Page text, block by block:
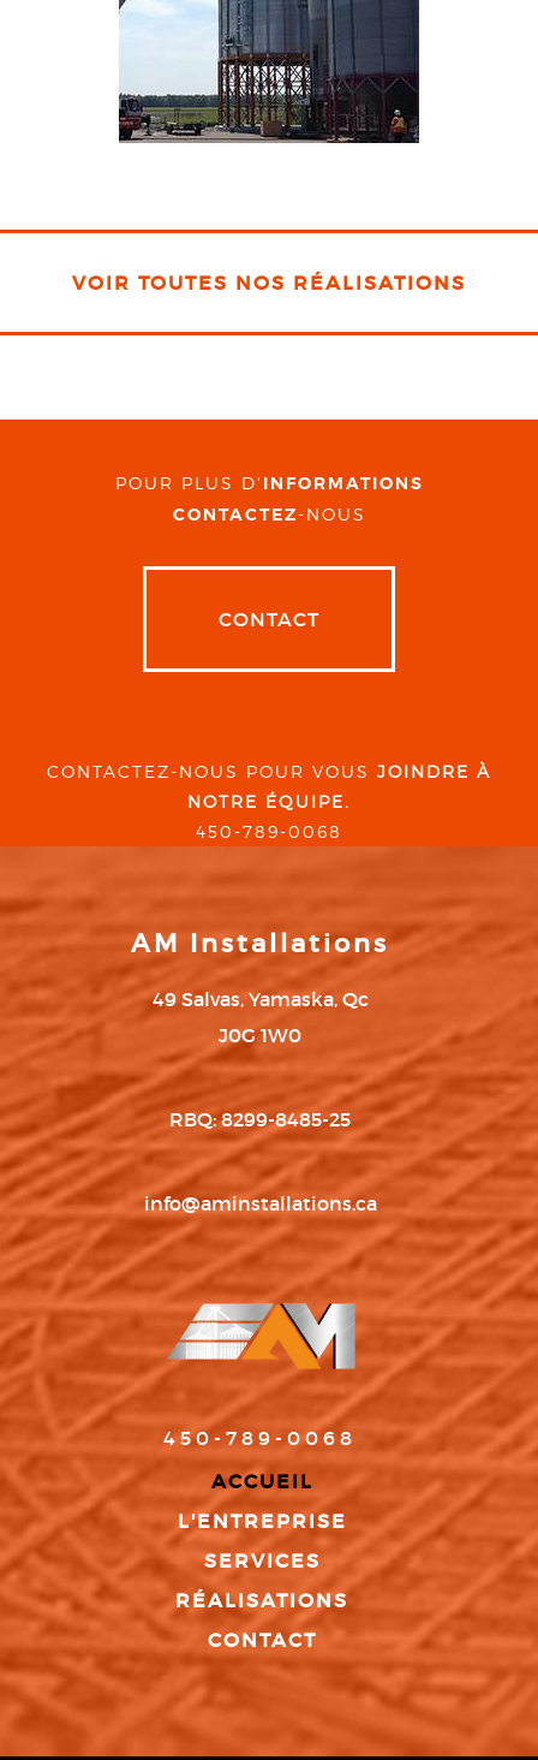
VOIR TOUTES NOS RÉALISATIONS
POUR PLUS D' INFORMATIONS
CONTACTEZ-NOUS
CONTACT
CONTACTEZ-NOUS POUR VOUS JOINDRE À
NOTRE ÉQUIPE.
450-789-0068
AM Installations
49 Salvas, Yamaska, Qc
J0G 1W0
RBQ: 8299-8485-25
info@aminstallations.ca
450-789-0068
ACCUEIL
L'ENTREPRISE
SERVICES
RÉALISATIONS
CONTACT